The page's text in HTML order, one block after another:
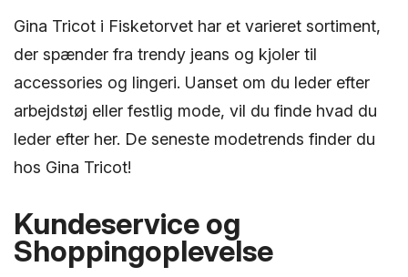
Gina Tricot i Fisketorvet har et varieret sortiment,
der spænder fra trendy jeans og kjoler til
accessories og lingeri. Uanset om du leder efter
arbejdstøj eller festlig mode, vil du finde hvad du
leder efter her. De seneste modetrends finder du
hos Gina Tricot!
Kundeservice og
Shoppingoplevelse